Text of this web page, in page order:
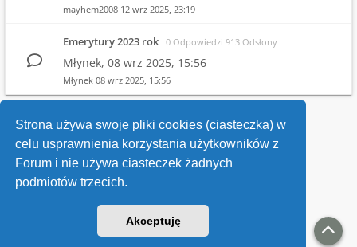
Strona używa swoje pliki cookies (ciasteczka) w
celu usprawnienia korzystania użytkowników z
Forum i nie używa ciasteczek żadnych
podmiotów trzecich.
Akceptuję
mayhem2008 12 wrz 2025, 23:19
Emerytury 2023 rok 0 Odpowiedzi 913 Odsłony
Młynek, 08 wrz 2025, 15:56
Młynek 08 wrz 2025, 15:56
1 2 3 4 … 10
Wróć do wykazu forów
v118